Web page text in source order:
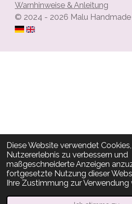
Diese Website verwendet
Nutzererlebnis zu verbessern und
maßgeschneiderte Anzeigen
fortgesetzte Nutzung dieser
Ihre Zustimmung zur Verwendung
Warnhinweise & Anleitung
© 2024 - 2026 Malu Handmade